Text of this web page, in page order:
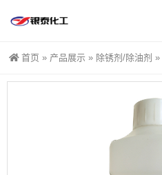
首页 » 产品展示 » 除锈剂/除油剂 »